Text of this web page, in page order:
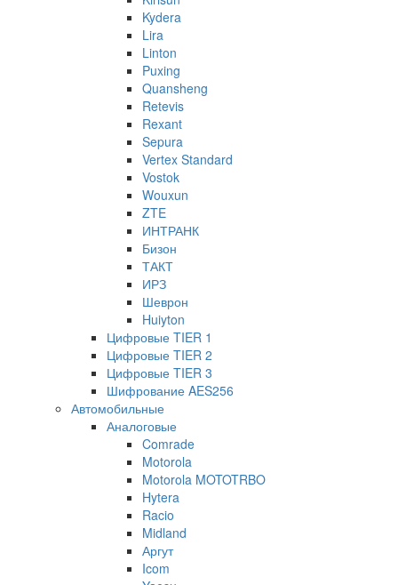
Kydera
Lira
Linton
Puxing
Quansheng
Retevis
Rexant
Sepura
Vertex Standard
Vostok
Wouxun
ZTE
ИНТРАНК
Бизон
ТАКТ
ИРЗ
Шеврон
Huiyton
Цифровые TIER 1
Цифровые TIER 2
Цифровые TIER 3
Шифрование AES256
Автомобильные
Аналоговые
Comrade
Motorola
Motorola MOTOTRBO
Hytera
Racio
Midland
Аргут
Icom